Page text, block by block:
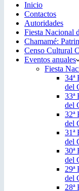
Inicio
Contactos
Autoridades
Fiesta Nacional
Chamamé:
Censo Cultural
Eventos anuales
Fiesta
34ª
del
33ª
del
32ª
del
31ª
del
30ª
del
29ª
del
28ª